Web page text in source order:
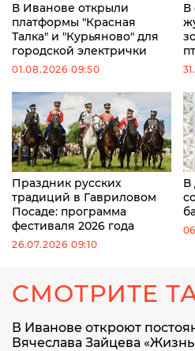
В Иванове открыли
платформы "Красная
Талка" и "Курьяново" для
городской электрички
01.08.2026 09:50
В
Праздник русских
традиций в Гавриловом
Посаде: программа
фестиваля 2026 года
26.07.2026 09:10
В
СМОТРИТЕ
В Иванове откроют
Вячеслава Зайцева «Жизнь